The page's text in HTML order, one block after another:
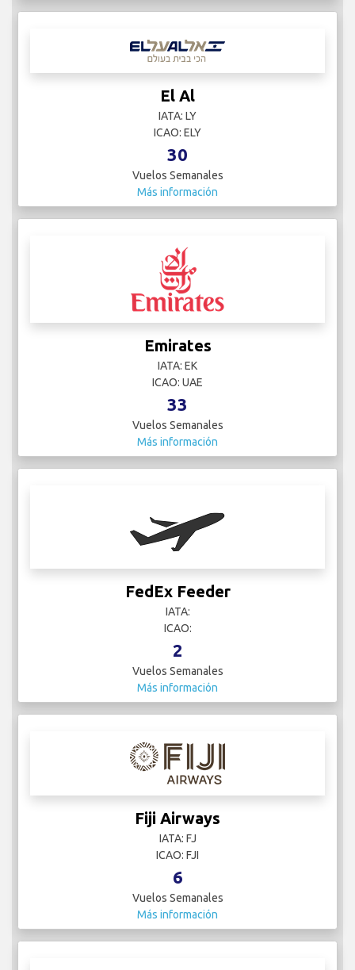
El Al
IATA: LY
ICAO: ELY
30
Vuelos Semanales
Más información
Emirates
IATA: EK
ICAO: UAE
33
Vuelos Semanales
Más información
FedEx Feeder
IATA:
ICAO:
2
Vuelos Semanales
Más información
Fiji Airways
IATA: FJ
ICAO: FJI
6
Vuelos Semanales
Más información